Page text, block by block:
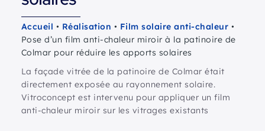
Accueil • Réalisation • Film solaire anti-chaleur •
Pose d’un film anti-chaleur miroir à la patinoire de
Colmar pour réduire les apports solaires
La façade vitrée de la patinoire de Colmar était
directement exposée au rayonnement solaire.
Vitroconcept est intervenu pour appliquer un film
anti-chaleur miroir sur les vitrages existants